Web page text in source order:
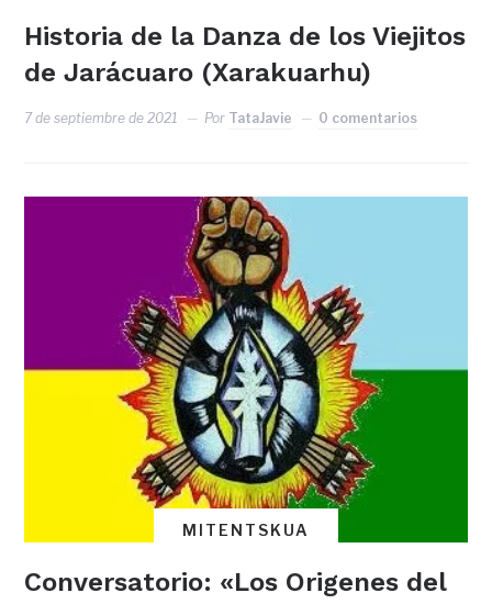
Historia de la Danza de los Viejitos
de Jarácuaro (Xarakuarhu)
7 de septiembre de 2021 Por TataJavie 0 comentarios
MITENTSKUA
Conversatorio: «Los Origenes del